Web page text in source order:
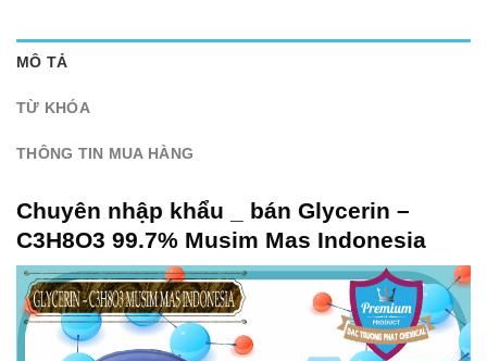
MÔ TẢ
TỪ KHÓA
THÔNG TIN MUA HÀNG
Chuyên nhập khẩu _ bán Glycerin –
C3H8O3 99.7% Musim Mas Indonesia